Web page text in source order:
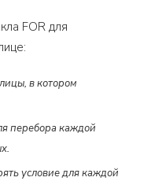
FOR для
в котором
перебора каждой
условие для каждой